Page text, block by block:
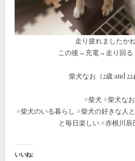
走り疲れましたか
この後→充電→走り回
柴犬なお（2歳 and 224
#柴犬 #柴犬なお
#柴犬のいる暮らし #柴犬の好きな人
と毎日楽しい #赤根川辰
いいね: